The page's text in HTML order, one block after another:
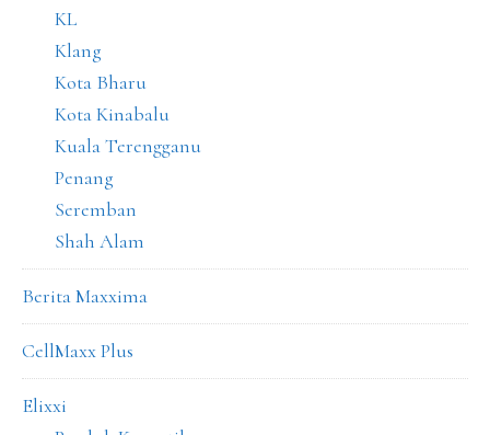
KL
Klang
Kota Bharu
Kota Kinabalu
Kuala Terengganu
Penang
Seremban
Shah Alam
Berita Maxxima
CellMaxx Plus
Elixxi